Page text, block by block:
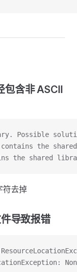
包含非 ASCII
Possible
contains the
the shared
符去掉
导致报错